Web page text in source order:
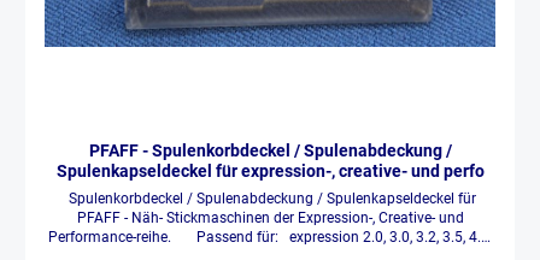
PFAFF - Spulenkorbdeckel / Spulenabdeckung /
Spulenkapseldeckel für expression-, creative- und perfo
Spulenkorbdeckel / Spulenabdeckung / Spulenkapseldeckel für
PFAFF - Näh- Stickmaschinen der Expression-, Creative- und
Performance-reihe. Passend für: expression 2.0, 3.0, 3.2, 3.5, 4.0,